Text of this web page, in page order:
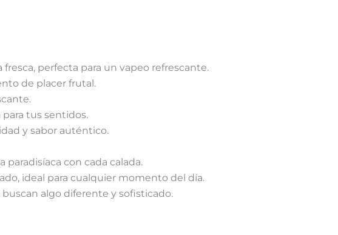
perfecta para un vapeo refrescante.
de placer frutal.
tus sentidos.
y sabor auténtico.
con cada calada.
ideal para cualquier momento del día.
algo diferente y sofisticado.